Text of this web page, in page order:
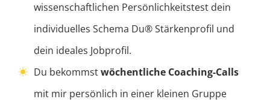
wissenschaftlichen Persönlichkeitstest dein
individuelles Schema Du® Stärkenprofil und
dein ideales Jobprofil.
Du bekommstwöchentliche Coaching-Calls
mit mir persönlich in einer kleinen Gruppe